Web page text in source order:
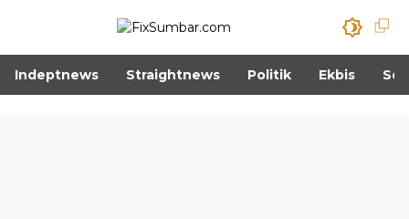
Indeptnews Straightnews Politik Ekbis